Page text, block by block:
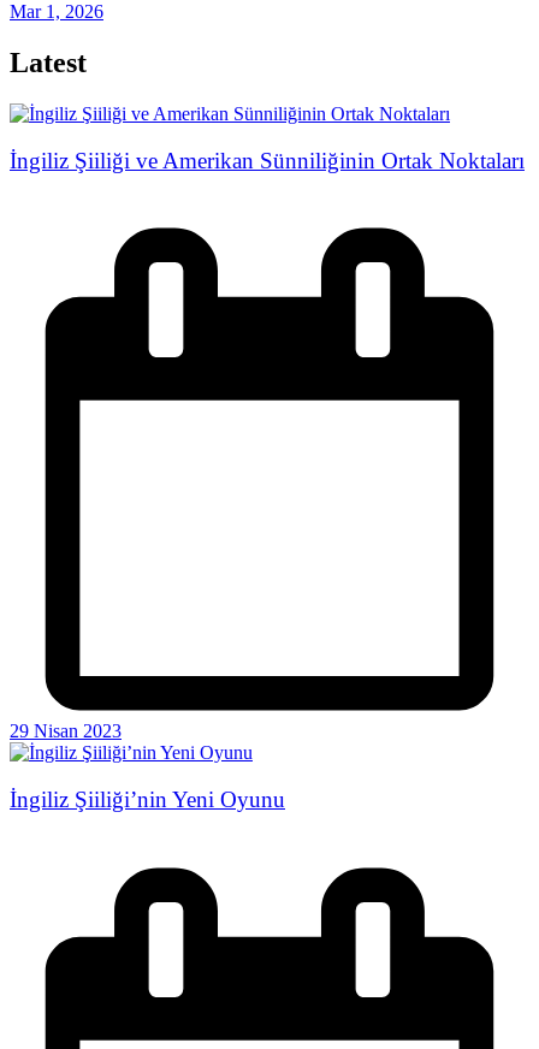
Mar 1, 2026
Latest
İngiliz Şiiliği ve Amerikan Sünniliğinin Ortak Noktaları
29 Nisan 2023
İngiliz Şiiliği’nin Yeni Oyunu